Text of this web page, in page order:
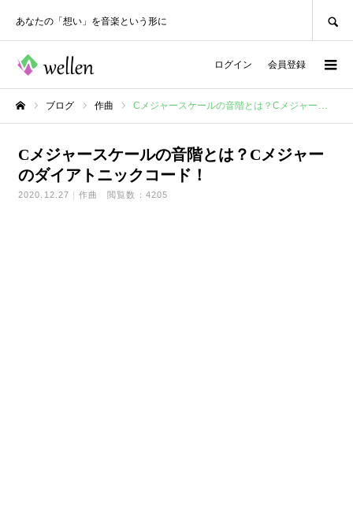
あなたの「想い」を音楽という形に
ログイン 会員登録
ブログ 作曲 Cメジャースケールの音階とは？Cメジャーのダイアトニックコード！
Cメジャースケールの音階とは？Cメジャー
のダイアトニックコード！
2020.12.27 作曲 閲覧数：4205